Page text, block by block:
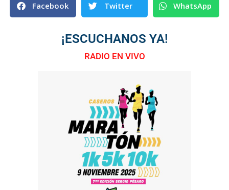
Facebook Twitter WhatsApp
¡ESCUCHANOS YA!
RADIO EN VIVO